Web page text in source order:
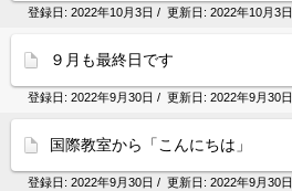
登録日: 2022年10月3日 / 更新日: 2022年10月3日
９月も最終日です
登録日: 2022年9月30日 / 更新日: 2022年9月30日
国際教室から「こんにちは」
登録日: 2022年9月30日 / 更新日: 2022年9月30日